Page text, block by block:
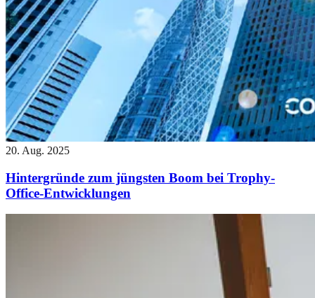
20. Aug. 2025
Hintergründe zum jüngsten Boom bei Trophy-
Office-Entwicklungen